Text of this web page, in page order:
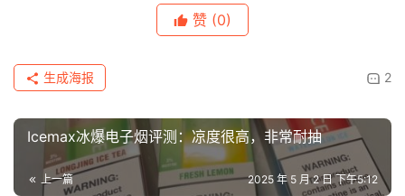
国
标
系
列
赞 (0)
2
生成海报
Icemax冰爆电子烟评测：凉度很高，非常耐抽
上一篇 2025 年 5 月 2 日 下午5:12